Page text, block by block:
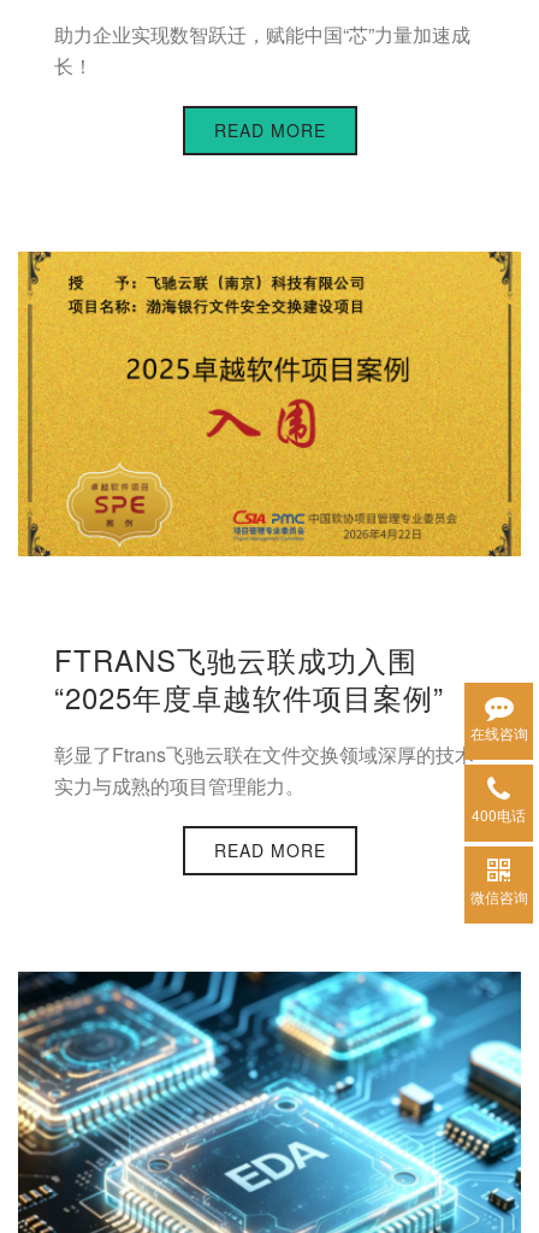
助力企业实现数智跃迁，赋能中国“芯”力量加速成
长！
READ MORE
FTRANS飞驰云联成功入围
“2025年度卓越软件项目案例”
彰显了Ftrans飞驰云联在文件交换领域深厚的技术
实力与成熟的项目管理能力。
READ MORE
在线咨询
400电话
微信咨询